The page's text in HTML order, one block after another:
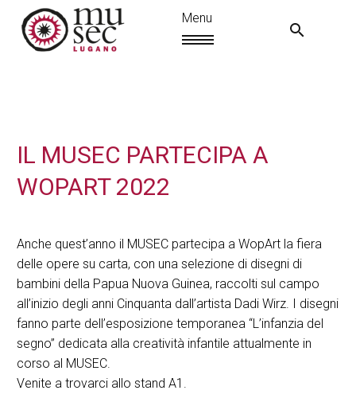
IT
IL MUSEC PARTECIPA A
WOPART 2022
Anche quest’anno il MUSEC partecipa a WopArt la fiera
delle opere su carta, con una selezione di disegni di
bambini della Papua Nuova Guinea, raccolti sul campo
all’inizio degli anni Cinquanta dall’artista Dadi Wirz. I disegni
fanno parte dell’esposizione temporanea “L’infanzia del
segno” dedicata alla creatività infantile attualmente in
corso al MUSEC.
Venite a trovarci allo stand A1.